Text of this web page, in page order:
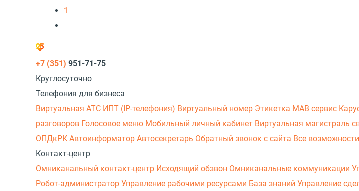
1
+7 (351) 951-71-75
Круглосуточно
Телефония для бизнеса
Виртуальная АТС ИПТ (IP-телефония) Виртуальный номер Этикетка МАВ сервис
разговоров Голосовое меню Мобильный личный кабинет Виртуальная магистраль
ОПДкРК Автоинформатор Автосекретарь Обратный звонок с сайта Все
Контакт-центр
Омниканальный контакт-центр Исходящий обзвон Омниканальные коммуникации
Робот-администратор Управление рабочими ресурсами База знаний Управление